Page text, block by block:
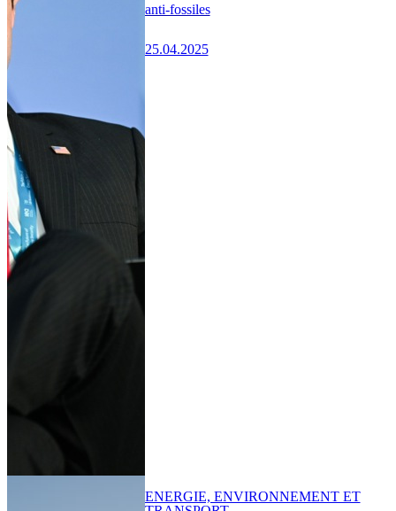
anti-fossiles
25.04.2025
ENERGIE, ENVIRONNEMENT ET